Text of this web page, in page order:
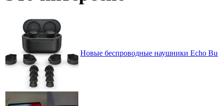
Новые беспроводные наушники Echo